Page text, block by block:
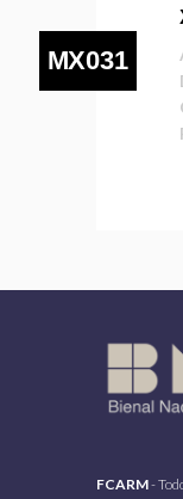
MX031
FCARM-